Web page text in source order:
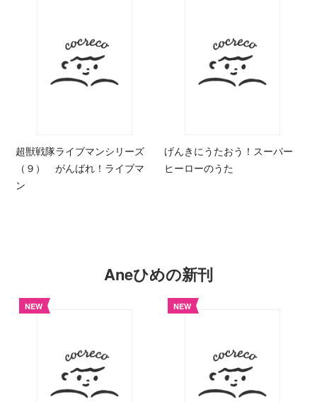
超獣戦隊ライブマンシリーズ
（９） がんばれ！ライブマ
ン
げんきにうたおう！スーパー
ヒーローのうた
Aneひめの新刊
NEW NEW